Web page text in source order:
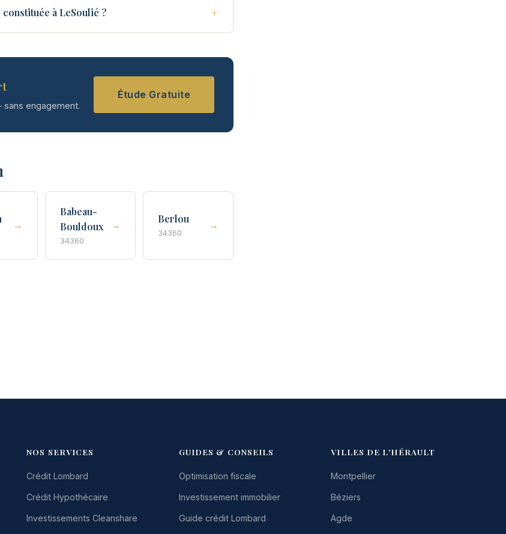
à LeSoulié ? +
engagement.
Étude Gratuite
→
Babeau-
Bouldoux
34360
→
Berlou
34360
→
NOS SERVICES
Crédit Lombard
Crédit Hypothécaire
Investissements Cleanshare
GUIDES & CONSEILS
Optimisation fiscale
Investissement immobilier
Guide crédit Lombard
VILLES DE L'HÉRAULT
Montpellier
Béziers
Agde